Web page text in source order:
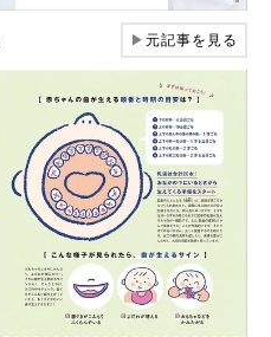
▶元記事を見る